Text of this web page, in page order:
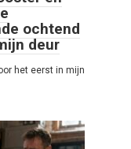
ochtend
deur
het eerst in mijn